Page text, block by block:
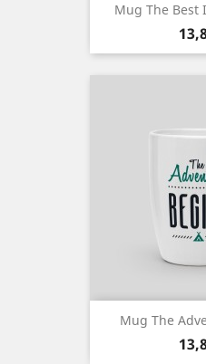
Mug The Best
Mug The